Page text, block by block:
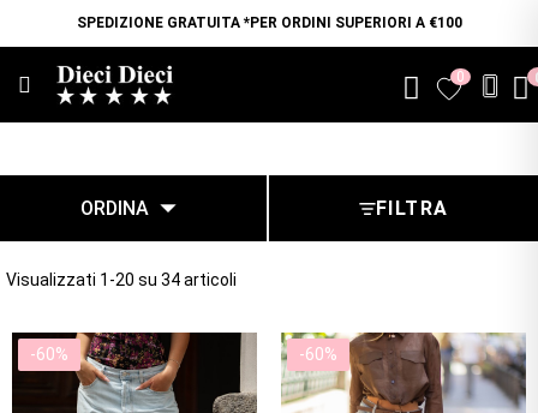
SPEDIZIONE GRATUITA *PER ORDINI SUPERIORI A €100
favorite0
ORDINA FILTRA
Visualizzati 1-20 su 34 articoli
-60% -60%